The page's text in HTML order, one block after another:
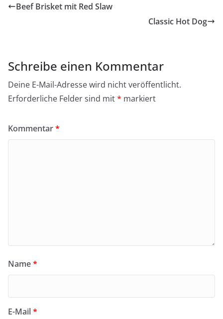
Beef Brisket mit Red Slaw
Classic Hot Dog
Schreibe einen Kommentar
Deine E-Mail-Adresse wird nicht veröffentlicht.
Erforderliche Felder sind mit* markiert
Kommentar*
Name*
E-Mail*